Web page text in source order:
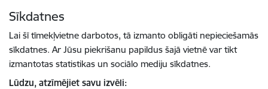
Sīkdatnes
Lai šī tīmekļvietne darbotos, tā izmanto obligāti nepieciešamās
sīkdatnes. Ar Jūsu piekrišanu papildus šajā vietnē var tikt
izmantotas statistikas un sociālo mediju sīkdatnes.
Lūdzu, atzīmējiet savu izvēli: